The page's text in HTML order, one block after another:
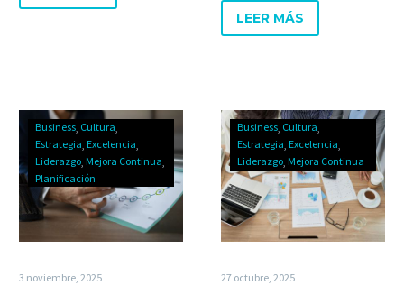
LEER MÁS
Business Cultura
Estrategia Excelencia
Liderazgo Mejora Continua
Planificación
3 noviembre, 2025
Business Cultura
Estrategia Excelencia
Liderazgo Mejora Continua
27 octubre, 2025